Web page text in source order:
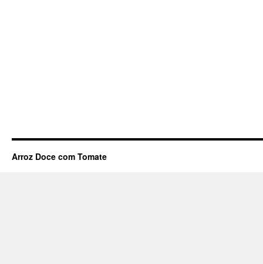
Arroz Doce com Tomate